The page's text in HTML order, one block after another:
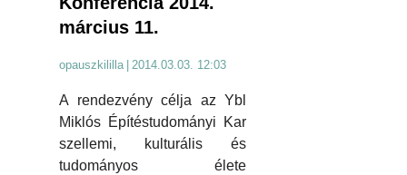
március 11.
opauszkililla 2014.03.03. 12:03
A rendezvény célja az Ybl
Miklós Építéstudományi Kar
szellemi, kulturális és
tudományos élete